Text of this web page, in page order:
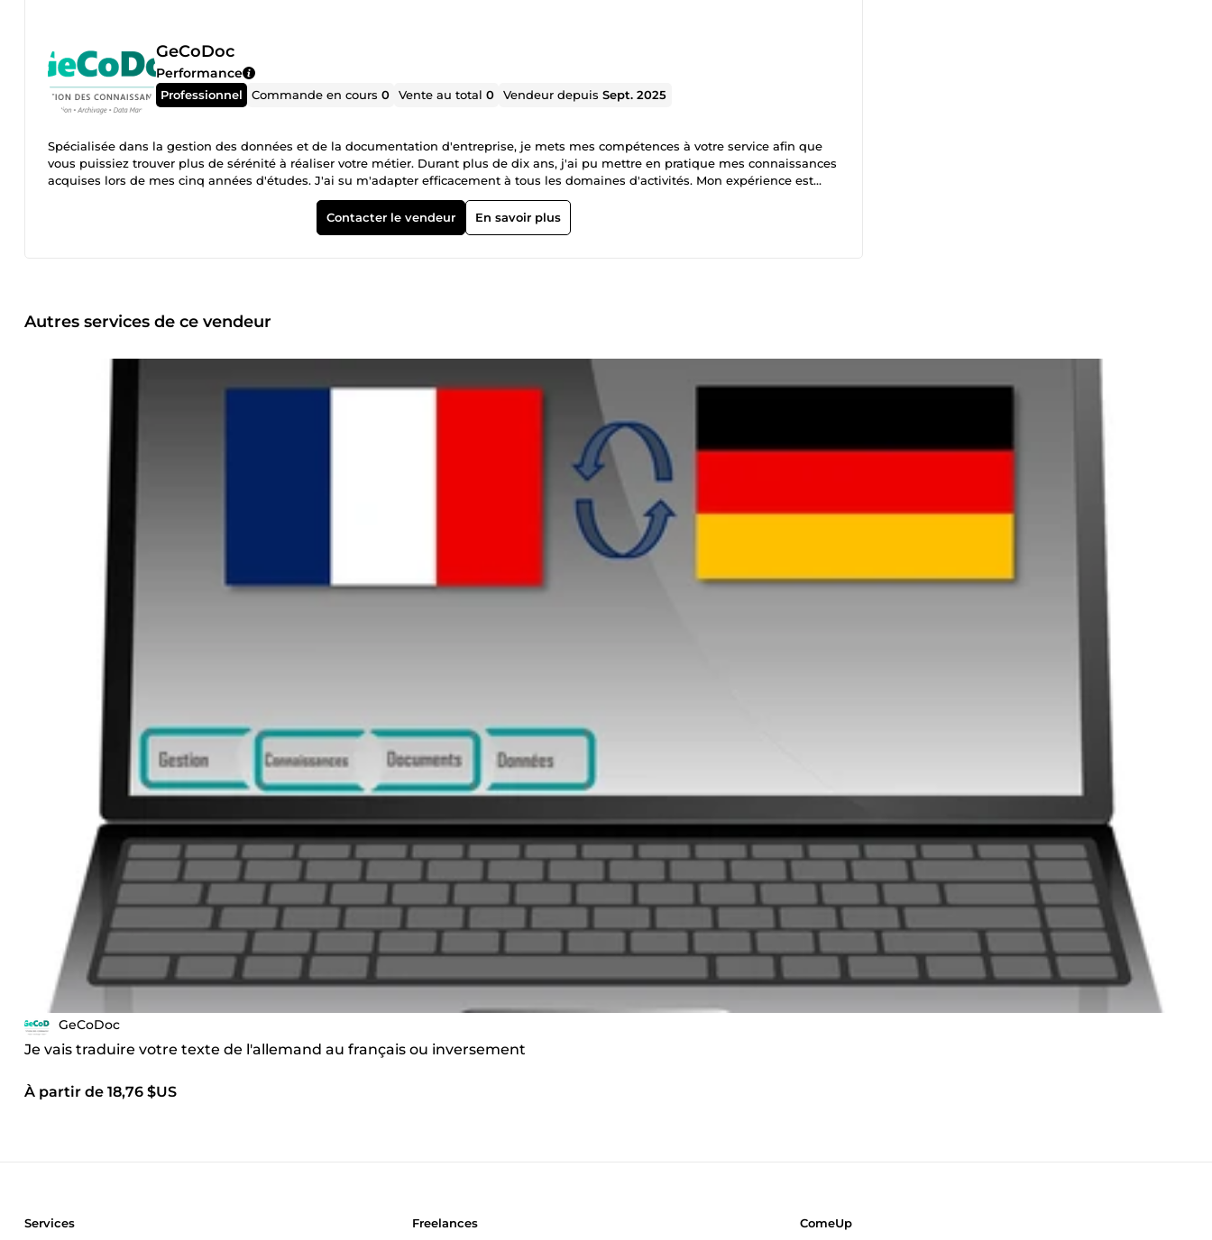
GeCoDoc
Performance
Professionnel Commande en cours0 Vente au total0 Vendeur depuisSept. 2025
Spécialisée dans la gestion des données et de la documentation d'entreprise, je mets mes compétences à votre service afin que
vous puissiez trouver plus de sérénité à réaliser votre métier. Durant plus de dix ans, j'ai pu mettre en pratique mes connaissances
acquises lors de mes cinq années d'études. J'ai su m'adapter efficacement à tous les domaines d'activités. Mon expérience est
variée et m'a apporté un grand nombre de compétences. Rigueur et efficacité sont mes mots d'ordre. Au plaisir de travailler avec
Contacter le vendeur En savoir plus
Autres services de ce vendeur
GeCoDoc
Je vais traduire votre texte de l'allemand au français ou inversement
À partir de 18,76 $US
Services Freelances ComeUp